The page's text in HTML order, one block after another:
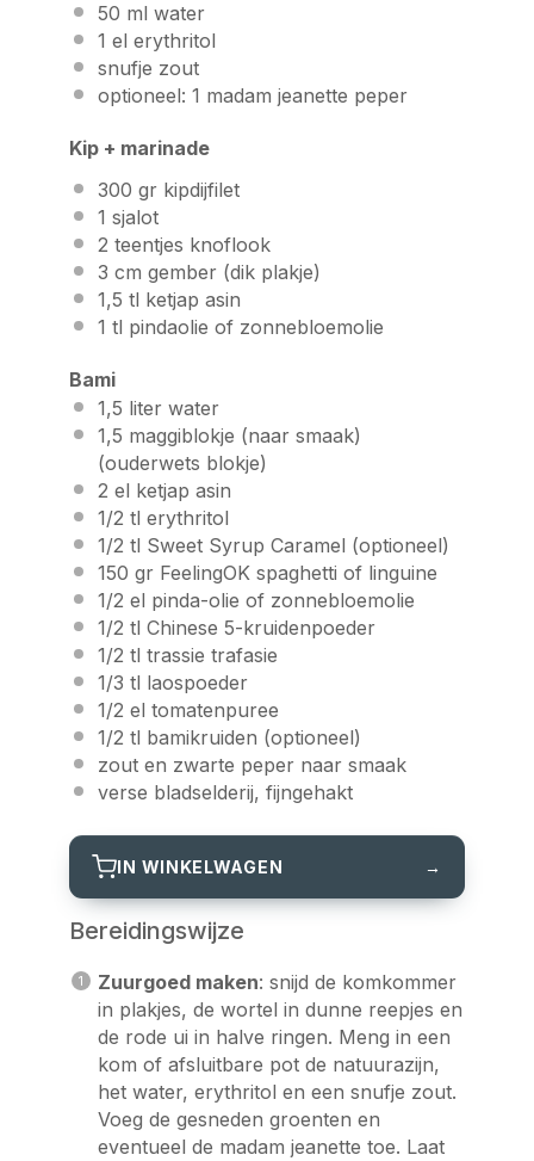
50 ml water
1 el erythritol
snufje zout
optioneel: 1 madam jeanette peper
Kip + marinade
300 gr kipdijfilet
1 sjalot
2 teentjes knoflook
3 cm gember (dik plakje)
1,5 tl ketjap asin
1 tl pindaolie of zonnebloemolie
Bami
1,5 liter water
1,5 maggiblokje (naar smaak)
(ouderwets blokje)
2 el ketjap asin
1/2 tl erythritol
1/2 tl Sweet Syrup Caramel (optioneel)
150 gr FeelingOK spaghetti of linguine
1/2 el pinda-olie of zonnebloemolie
1/2 tl Chinese 5-kruidenpoeder
1/2 tl trassie trafasie
1/3 tl laospoeder
1/2 el tomatenpuree
1/2 tl bamikruiden (optioneel)
zout en zwarte peper naar smaak
verse bladselderij, fijngehakt
IN WINKELWAGEN →
Bereidingswijze
Zuurgoed maken: snijd de komkommer
in plakjes, de wortel in dunne reepjes en
de rode ui in halve ringen. Meng in een
kom of afsluitbare pot de natuurazijn,
het water, erythritol en een snufje zout.
Voeg de gesneden groenten en
eventueel de madam jeanette toe. Laat